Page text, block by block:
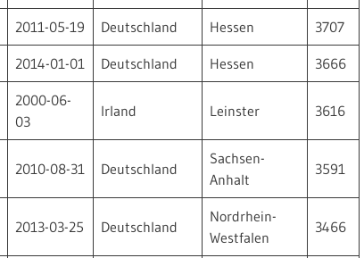
2011-05-19 Deutschland Hessen 3707
2014-01-01 Deutschland Hessen 3666
2000-06-
03
Irland Leinster 3616
2010-08-31 Deutschland
Sachsen-
Anhalt
3591
2013-03-25 Deutschland
Nordrhein-
Westfalen
3466